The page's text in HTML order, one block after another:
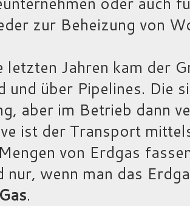
zur Beheizung von
letzten Jahren kam der
und über Pipelines. Die
aber im Betrieb dann
ist der Transport
von Erdgas
nur, wenn man das
.